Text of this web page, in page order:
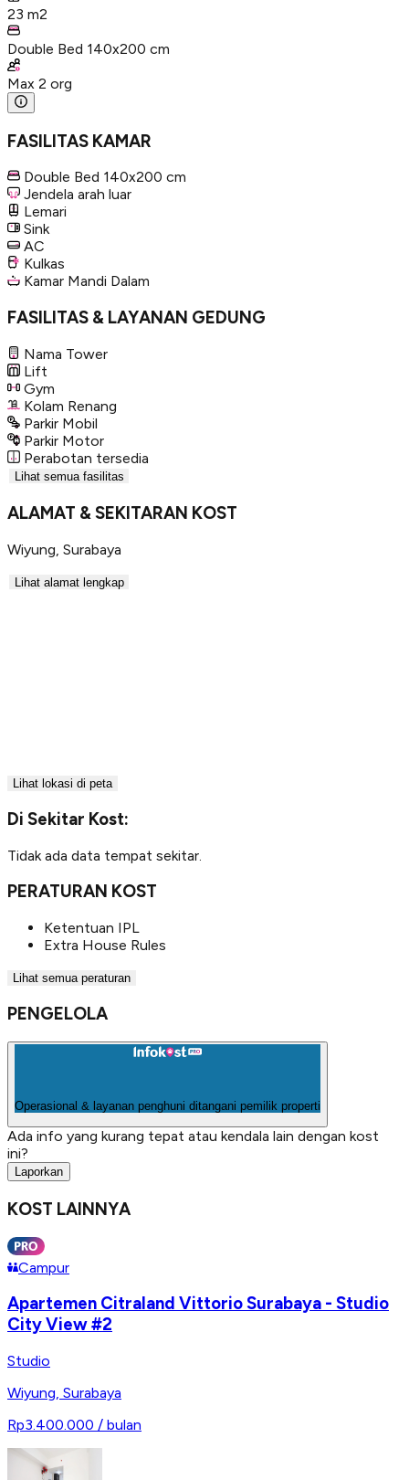
23 m2
Double Bed 140x200 cm
Max 2 org
FASILITAS KAMAR
Double Bed 140x200 cm
Jendela arah luar
Lemari
Sink
AC
Kulkas
Kamar Mandi Dalam
FASILITAS & LAYANAN GEDUNG
Nama Tower
Lift
Gym
Kolam Renang
Parkir Mobil
Parkir Motor
Perabotan tersedia
Lihat semua fasilitas
ALAMAT & SEKITARAN KOST
Wiyung Surabaya
Lihat alamat lengkap
Lihat lokasi di peta
Di Sekitar Kost:
Tidak ada data tempat sekitar.
PERATURAN KOST
Ketentuan IPL
Extra House Rules
Lihat semua peraturan
PENGELOLA
Operasional & layanan penghuni ditangani pemilik properti
Ada info yang kurang tepat atau kendala lain dengan kost
ini?
Laporkan
KOST LAINNYA
Campur
Apartemen Citraland Vittorio Surabaya - Studio
City View #2
Studio
Wiyung, Surabaya
Rp3.400.000 / bulan